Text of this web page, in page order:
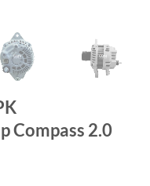
Compass 2.0